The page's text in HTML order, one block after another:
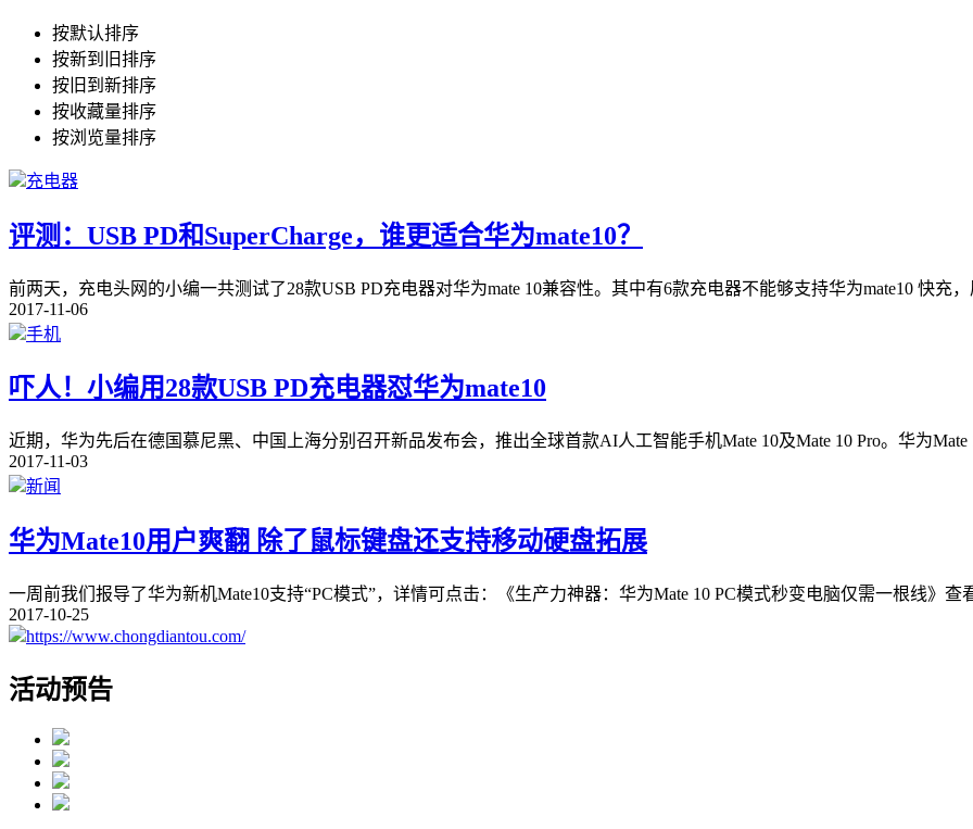
按默认排序
按新到旧排序
按旧到新排序
按收藏量排序
按浏览量排序
充电器
评测：USB PD和SuperCharge，谁更适合华为mate10？
前两天，充电头网的小编一共测试了28款USB PD充电器对华为mate 10兼容性。其中有6款充电器不能够支持华为mate10 快充
2017-11-06
手机
吓人！小编用28款USB PD充电器怼华为mate10
近期，华为先后在德国慕尼黑、中国上海分别召开新品发布会，推出全球首款AI人工智能手机Mate 10及Mate 10 Pro。华为Mate
2017-11-03
新闻
华为Mate10用户爽翻 除了鼠标键盘还支持移动硬盘拓展
一周前我们报导了华为新机Mate10支持“PC模式”，详情可点击：《生产力神器：华为Mate 10 PC模式秒变电脑仅需一根线》查
2017-10-25
https://www.chongdiantou.com/
活动预告